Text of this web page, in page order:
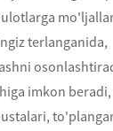
terlanganida,
imkon beradi,